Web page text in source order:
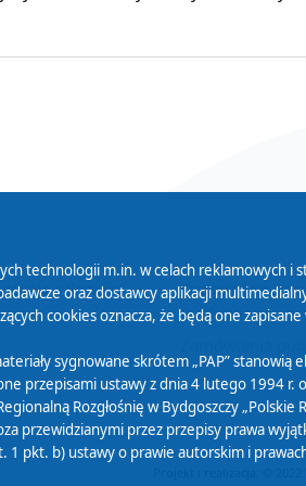
z Serwisu
Organizacje
Publicznego
technologii m.in. w celach
oraz dostawcy aplikacji
cookies oznacza, że będą one
sygnowane skrótem „PAP”
przepisami ustawy z dnia 4 lutego 1994
Rozgłośnię w Bydgoszczy
przewidzianymi przez przepisy prawa
1 pkt. b) ustawy o prawie autorskim i